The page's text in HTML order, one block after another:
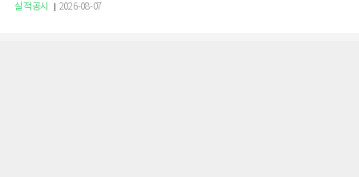
실적공시 2026-08-07